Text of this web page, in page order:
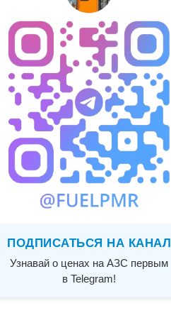
ПОДПИСАТЬСЯ НА КАНАЛ
Узнавай о ценах на АЗС первым
в Telegram!